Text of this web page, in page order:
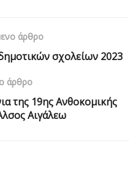
άρθρο
σχολείων 2023
άρθρο
της 19ης Ανθοκομικής
Αιγάλεω